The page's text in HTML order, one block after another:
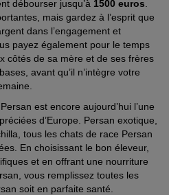
débourser jusqu’à 1500 euros
mais gardez à l’esprit que
dans l’engagement et
payez également pour le temps
côtés de sa mère et de ses frères
avant qu’il n’intègre votre
est encore aujourd’hui l’une
d’Europe. Persan exotique,
tous les chats de race Persan
En choisissant le bon éleveur,
et en offrant une nourriture
vous remplissez toutes les
soit en parfaite santé.